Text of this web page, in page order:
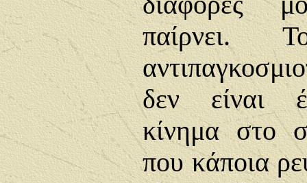
παίρνει.
δεν είναι
κίνημα στο
που κάποια